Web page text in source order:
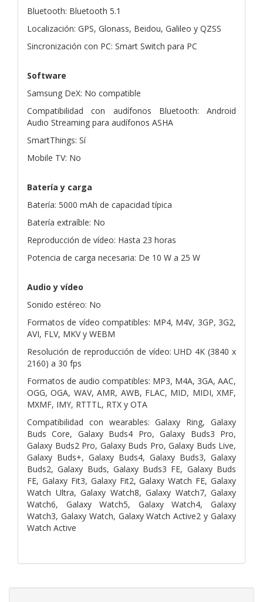
Bluetooth: Bluetooth 5.1
Localización: GPS, Glonass, Beidou, Galileo y QZSS
Sincronización con PC: Smart Switch para PC
Software
Samsung DeX: No compatible
Compatibilidad con audífonos Bluetooth: Android
Audio Streaming para audífonos ASHA
SmartThings: Sí
Mobile TV: No
Batería y carga
Batería: 5000 mAh de capacidad típica
Batería extraíble: No
Reproducción de vídeo: Hasta 23 horas
Potencia de carga necesaria: De 10 W a 25 W
Audio y vídeo
Sonido estéreo: No
Formatos de vídeo compatibles: MP4, M4V, 3GP, 3G2,
AVI, FLV, MKV y WEBM
Resolución de reproducción de vídeo: UHD 4K (3840 x
2160) a 30 fps
Formatos de audio compatibles: MP3, M4A, 3GA, AAC,
OGG, OGA, WAV, AMR, AWB, FLAC, MID, MIDI, XMF,
MXMF, IMY, RTTTL, RTX y OTA
Compatibilidad con wearables: Galaxy Ring, Galaxy
Buds Core, Galaxy Buds4 Pro, Galaxy Buds3 Pro,
Galaxy Buds2 Pro, Galaxy Buds Pro, Galaxy Buds Live,
Galaxy Buds+, Galaxy Buds4, Galaxy Buds3, Galaxy
Buds2, Galaxy Buds, Galaxy Buds3 FE, Galaxy Buds
FE, Galaxy Fit3, Galaxy Fit2, Galaxy Watch FE, Galaxy
Watch Ultra, Galaxy Watch8, Galaxy Watch7, Galaxy
Watch6, Galaxy Watch5, Galaxy Watch4, Galaxy
Watch3, Galaxy Watch, Galaxy Watch Active2 y Galaxy
Watch Active